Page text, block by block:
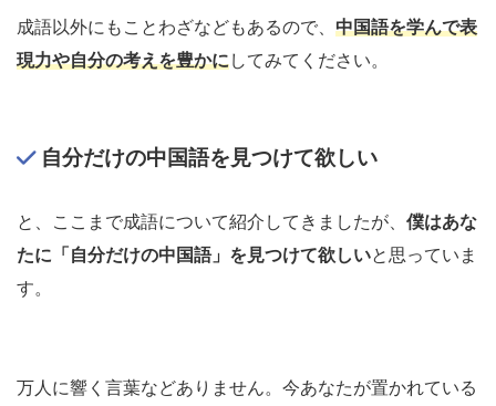
成語以外にもことわざなどもあるので、 中国語を学んで表
現力や自分の考えを豊かにしてみてください。
自分だけの中国語を見つけて欲しい
と、ここまで成語について紹介してきましたが、 僕はあな
たに「自分だけの中国語」を見つけて欲しいと思っていま
す。
万人に響く言葉などありません。今あなたが置かれている